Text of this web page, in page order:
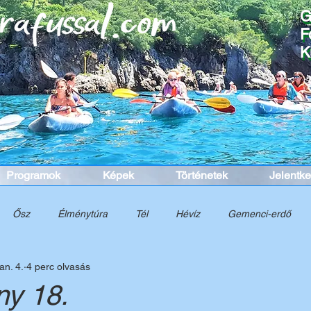
Programok Képek Történetek
Ősz Élménytúra Tél Hévíz Gemenci-erdő
Túra
18.
4. 4 perc olvasás